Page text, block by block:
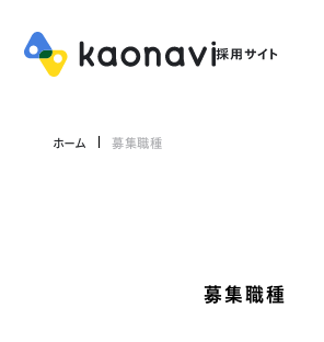
ホーム 募集職種
募集職種